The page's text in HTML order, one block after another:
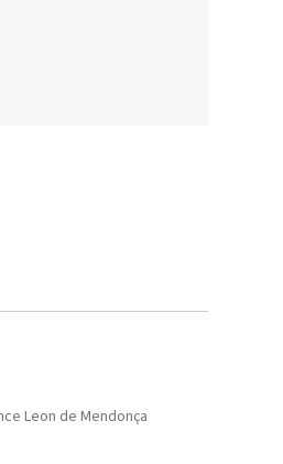
Leon de Mendonça